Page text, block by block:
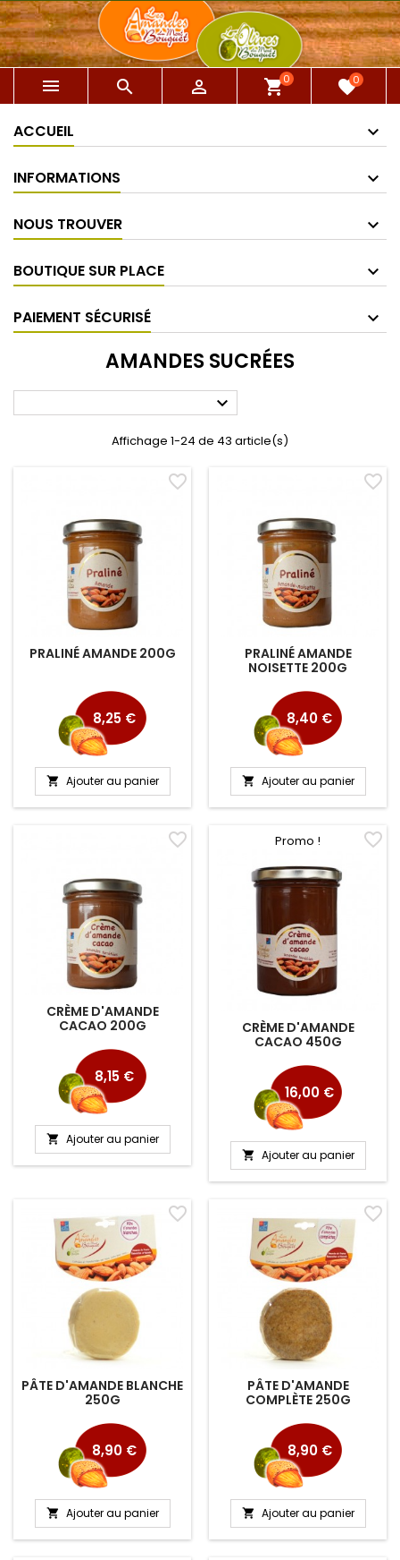
   shopping_cart0 favorite
0
ACCUEIL
INFORMATIONS
NOUS TROUVER
BOUTIQUE SUR PLACE
PAIEMENT SÉCURISÉ
AMANDES SUCRÉES

Affichage 1-24 de 43 article(s)
PRALINÉ AMANDE 200G
Prix
8,25 €
 Ajouter au panier
favorite_border
PRALINÉ AMANDE
NOISETTE 200G
Prix
8,40 €
 Ajouter au panier
favorite_border
CRÈME D'AMANDE
CACAO 200G
Prix
8,15 €
 Ajouter au panier
favorite_border Promo !
CRÈME D'AMANDE
CACAO 450G
Prix
16,00 €
 Ajouter au panier
favorite_border
PÂTE D'AMANDE BLANCHE
250G
Prix
8,90 €
 Ajouter au panier
favorite_border
PÂTE D'AMANDE
COMPLÈTE 250G
Prix
8,90 €
 Ajouter au panier
favorite_border